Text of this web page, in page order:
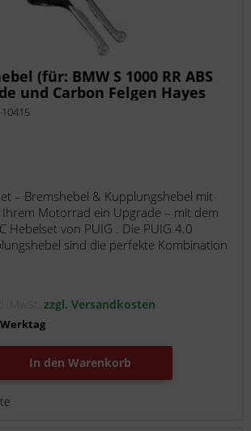
(für: BMW S 1000 RR ABS
und Carbon Felgen Hayes
)
– Bremshebel & Kupplungshebel mit
Ihrem Motorrad ein Upgrade – mit dem
Hebelset von PUIG . Die PUIG 4.0
sind die perfekte Kombination
MwSt.zzgl. Versandkosten
In den Warenkorb